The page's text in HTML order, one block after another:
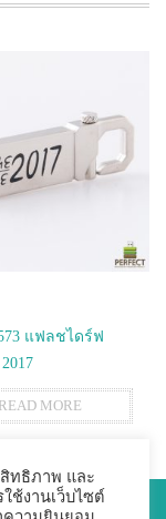
แฟลชไดร์ฟ
READ MORE
Rights Reserved.
สิทธิภาพ และ
ช้งานเว็บไซต์